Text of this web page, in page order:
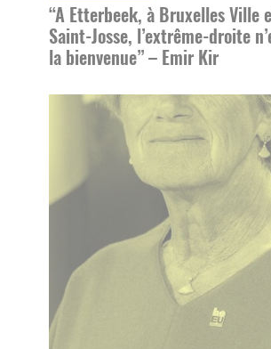
“A Etterbeek, à Bruxelles Ville
Saint-Josse, l’extrême-droite
la bienvenue” – Emir Kir